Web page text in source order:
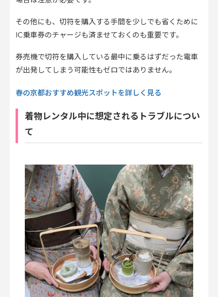
その他にも、切符を購入する手間を少しでも省くために
IC乗車券のチャージも済ませておくのも重要です。
券売機で切符を購入している最中に乗るはずだった電車
が出発してしまう可能性もゼロではありません。
春の京都おすすめ観光スポットを詳しく見る
着物レンタル中に想定されるトラブルについ
て